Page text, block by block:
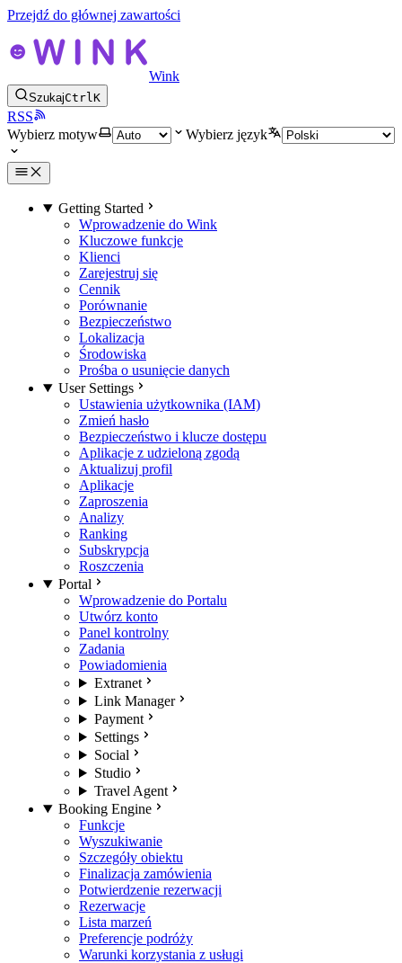
Przejdź do głównej zawartości
Wink
SzukajCtrlK
RSS
Wybierz motyw
Wybierz język
Getting Started
Wprowadzenie do Wink
Kluczowe funkcje
Klienci
Zarejestruj się
Cennik
Porównanie
Bezpieczeństwo
Lokalizacja
Środowiska
Prośba o usunięcie danych
User Settings
Ustawienia użytkownika (IAM)
Zmień hasło
Bezpieczeństwo i klucze dostępu
Aplikacje z udzieloną zgodą
Aktualizuj profil
Aplikacje
Zaproszenia
Analizy
Ranking
Subskrypcja
Roszczenia
Portal
Wprowadzenie do Portalu
Utwórz konto
Panel kontrolny
Zadania
Powiadomienia
Extranet
Link Manager
Payment
Settings
Social
Studio
Travel Agent
Booking Engine
Funkcje
Wyszukiwanie
Szczegóły obiektu
Finalizacja zamówienia
Potwierdzenie rezerwacji
Rezerwacje
Lista marzeń
Preferencje podróży
Warunki korzystania z usługi